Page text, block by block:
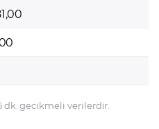
dk. gecikmeli verilerdir.